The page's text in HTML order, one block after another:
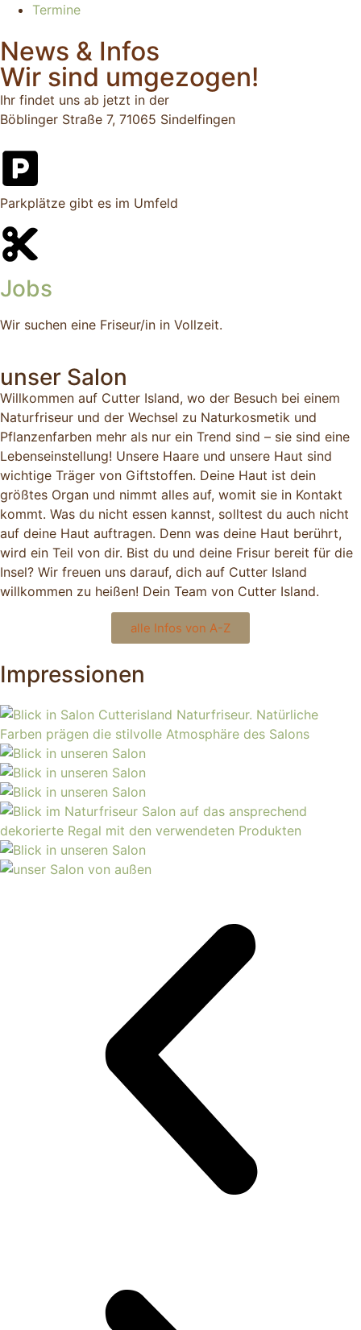
Termine
News & Infos
Wir sind umgezogen!
Ihr findet uns ab jetzt in der
Böblinger Straße 7, 71065 Sindelfingen
Parkplätze gibt es im Umfeld
Jobs
Wir suchen eine Friseur/in in Vollzeit.
unser Salon
Willkommen auf Cutter Island, wo der Besuch bei einem
Naturfriseur und der Wechsel zu Naturkosmetik und
Pflanzenfarben mehr als nur ein Trend sind – sie sind eine
Lebenseinstellung! Unsere Haare und unsere Haut sind
wichtige Träger von Giftstoffen. Deine Haut ist dein
größtes Organ und nimmt alles auf, womit sie in Kontakt
kommt. Was du nicht essen kannst, solltest du auch nicht
auf deine Haut auftragen. Denn was deine Haut berührt,
wird ein Teil von dir. Bist du und deine Frisur bereit für die
Insel? Wir freuen uns darauf, dich auf Cutter Island
willkommen zu heißen! Dein Team von Cutter Island.
alle Infos von A-Z
Impres­sionen